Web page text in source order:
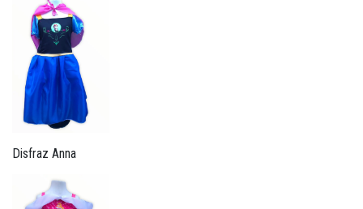
Disfraz Anna